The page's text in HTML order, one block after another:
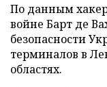
По данным
войне Барт де
безопасности
терминалов в
областях.